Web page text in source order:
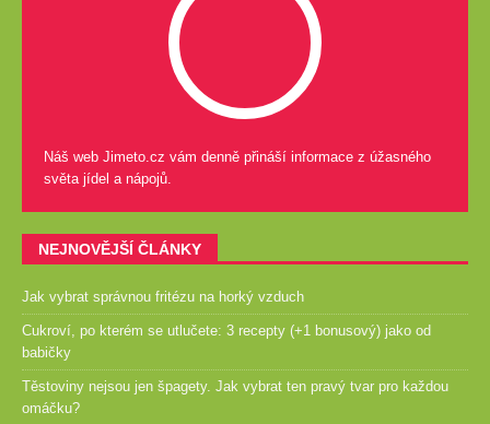
Náš web Jimeto.cz vám denně přináší informace z úžasného
světa jídel a nápojů.
NEJNOVĚJŠÍ ČLÁNKY
Jak vybrat správnou fritézu na horký vzduch
Cukroví, po kterém se utlučete: 3 recepty (+1 bonusový) jako od
babičky
Těstoviny nejsou jen špagety. Jak vybrat ten pravý tvar pro každou
omáčku?